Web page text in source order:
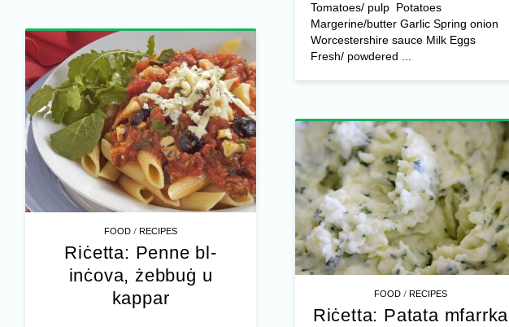
Tomatoes/ pulp Potatoes
Margerine/butter Garlic Spring onion
Worcestershire sauce Milk Eggs
Fresh/ powdered ...
FOOD /RECIPES
Riċetta: Penne bl-
inċova, żebbuġ u
kappar
FOOD /RECIPES
Riċetta: Patata mfarrka